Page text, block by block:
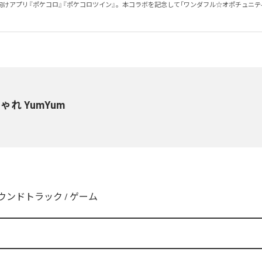
アプリ『ポケコロ』『ポケコロツイン』。本コラボを記念して「ワンダフル☆オポチュニテ
れ YumYum
ンドトラック / ゲーム